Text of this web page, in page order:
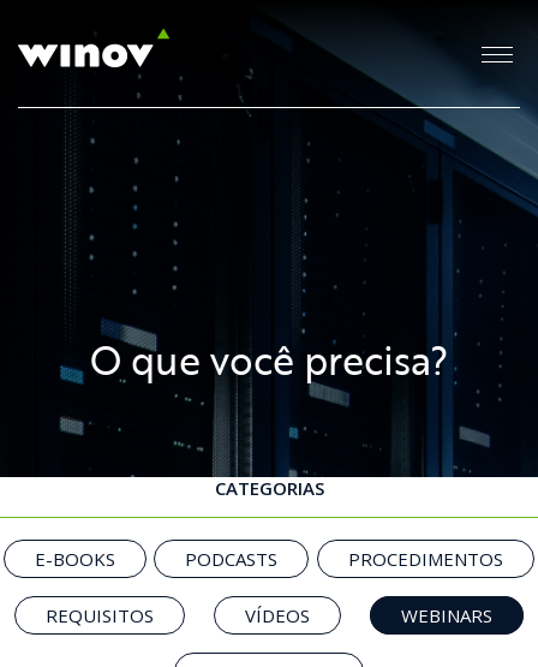
O que você precisa?
CATEGORIAS
E-BOOKS PODCASTS PROCEDIMENTOS
REQUISITOS VÍDEOS WEBINARS